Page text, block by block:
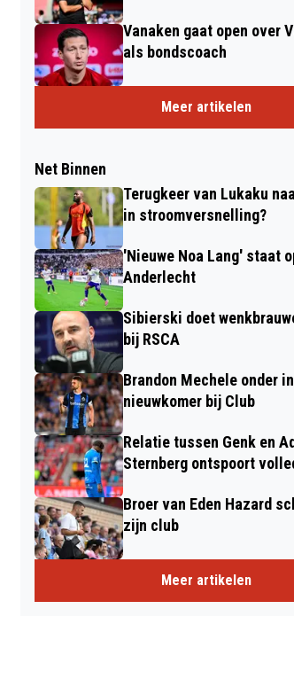
Vanaken gaat open over
als bondscoach
Meer artikelen
Net Binnen
Terugkeer van Lukaku
in stroomversnelling?
'Nieuwe Noa Lang' staat
Anderlecht
Sibierski doet
bij RSCA
Brandon Mechele onder
nieuwkomer bij Club
Relatie tussen Genk en
Sternberg ontspoort
Broer van Eden Hazard
zijn club
Meer artikelen